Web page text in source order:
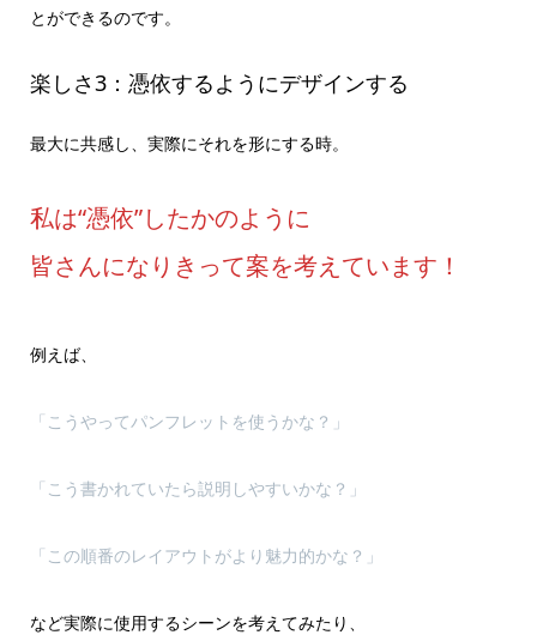
とができるのです。
楽しさ3：憑依するようにデザインする
最大に共感し、実際にそれを形にする時。
私は“憑依”したかのように
皆さんになりきって案を考えています！
例えば、
「こうやってパンフレットを使うかな？」
「こう書かれていたら説明しやすいかな？」
「この順番のレイアウトがより魅力的かな？」
など実際に使用するシーンを考えてみたり、